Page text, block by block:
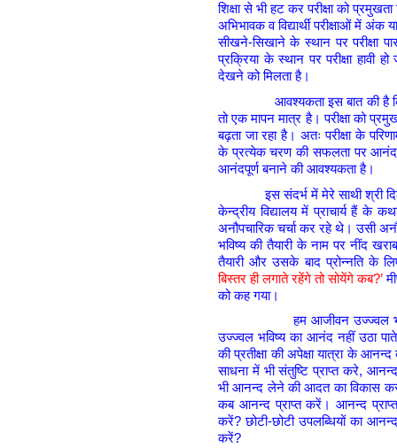
शिक्षा से भी हट कर परीक्षा को
अभिभावक व विद्यार्थी परीक्षाओं में
सीखने-सिखाने के स्थान पर परीक्षा
प्रक्रिया के स्थान पर परीक्षा हावी
देखने को मिलता है।
आवश्यकता इस बात की है कि हम
तो एक मापन मात्र है। परीक्षा को
बढ़ता जा रहा है। अतः परीक्षा के
के प्रत्येक चरण की सफलता पर आनंद
आनंदपूर्ण बनाने की आवश्यकता है।
इस संदर्भ में मेरे साथी श्री
केन्द्रीय विद्यालय में प्राचार्य हैं
अनौपचारिक चर्चा कर रहे थे। उसी
भविष्य की तैयारी के नाम पर नींद
तैयारी और उसके बाद प्रोन्नति के
बिस्तर ही लगाते रहेंगे तो सोयेंगे कब?’
को कह गया।
हम आजीवन उज्ज्वल भविष्य
उज्ज्वल भविष्य का आनंद नहीं उठा
की प्रतीक्षा की अपेक्षा यात्रा के
साधना में भी संतुष्टि प्राप्त करे,
भी आनन्द लेने की आदत का विकास
कब आनन्द प्राप्त करें। आनन्द
करें? छोटी-छोटी उपलब्धियों का
करें?